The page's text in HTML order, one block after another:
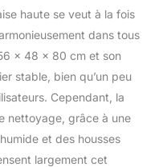
à la croissance
Durable et
: Chaise
evolutive en bois
issu de forêts
FSC, robuste,
et
de
haute se veut à la fois
dans tous
x 48 x 80 cm et son
stable, bien qu’un peu
Cependant, la
nettoyage, grâce à une
et des housses
largement cet